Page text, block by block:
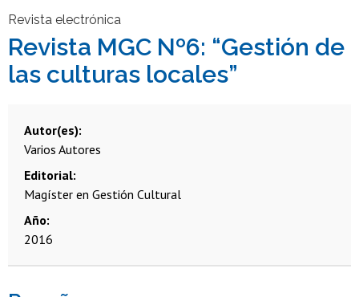
Funcionarias/os
Egresadas/os
Revista electrónica
Revista MGC Nº6: “Gestión de
las culturas locales”
Autor(es)
Varios Autores
Editorial
Magíster en Gestión Cultural
Año
2016